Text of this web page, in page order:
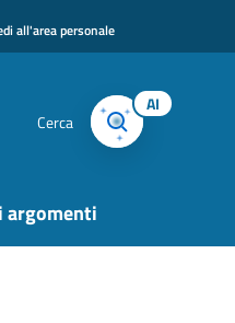
all'area personale
Cerca
AI
argomenti